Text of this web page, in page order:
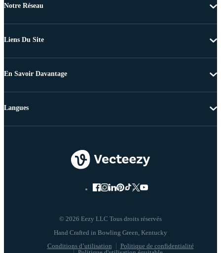
Notre Réseau
Liens Du Site
En Savoir Davantage
© 2026 Eezy LLC Tous droits réservés
Conditions d’utilisation
Politique de confidentialité
Langues